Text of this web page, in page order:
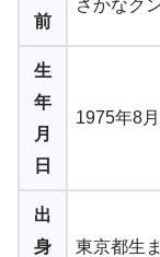
前
さかなク
生
年
月
日
1975年8
出
身
東京都生